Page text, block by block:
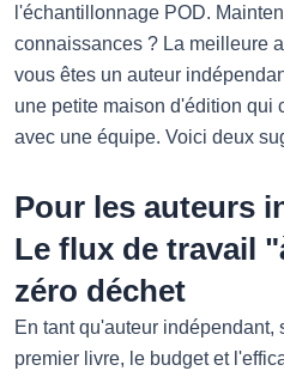
l'échantillonnage POD.
connaissances ? La meilleure
vous êtes un auteur
une petite maison d'édition qui
avec une équipe. Voici deux
Pour les auteurs
Le flux de travail
zéro déchet
En tant qu'auteur indépendant,
premier livre, le budget et